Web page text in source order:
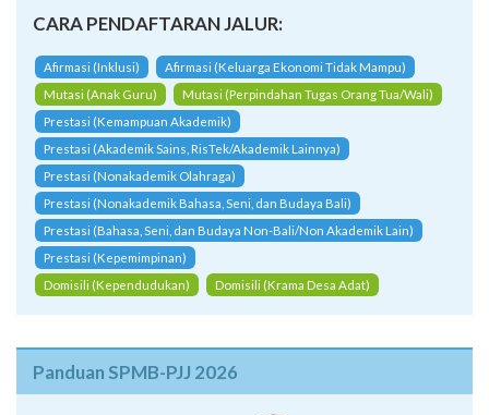
CARA PENDAFTARAN JALUR:
Afirmasi (Inklusi)
Afirmasi (Keluarga Ekonomi Tidak Mampu)
Mutasi (Anak Guru)
Mutasi (Perpindahan Tugas Orang Tua/Wali)
Prestasi (Kemampuan Akademik)
Prestasi (Akademik Sains, RisTek/Akademik Lainnya)
Prestasi (Nonakademik Olahraga)
Prestasi (Nonakademik Bahasa, Seni, dan Budaya Bali)
Prestasi (Bahasa, Seni, dan Budaya Non-Bali/Non Akademik Lain)
Prestasi (Kepemimpinan)
Domisili (Kependudukan)
Domisili (Krama Desa Adat)
Panduan SPMB-PJJ 2026